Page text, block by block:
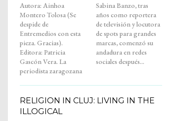
Autora: Ainhoa
Montero Tolosa (Se
despide de
Entremedios con esta
pieza. Gracias).
Editora: Patricia
Gascón Vera. La
periodista zaragozana
Sabina Banzo, tras
años como reportera
de televisión y locutora
de spots para grandes
marcas, comenzó su
andadura en redes
sociales después...
RELIGION IN CLUJ: LIVING IN THE
ILLOGICAL